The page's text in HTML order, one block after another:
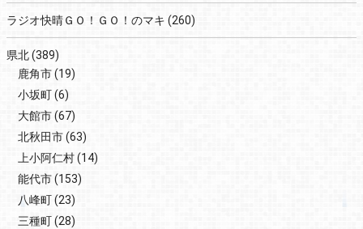
ラジオ快晴ＧＯ！ＧＯ！のマキ (260)
県北(389)
鹿角市(19)
小坂町(6)
大館市(67)
北秋田市(63)
上小阿仁村(14)
能代市(153)
八峰町(23)
三種町(28)